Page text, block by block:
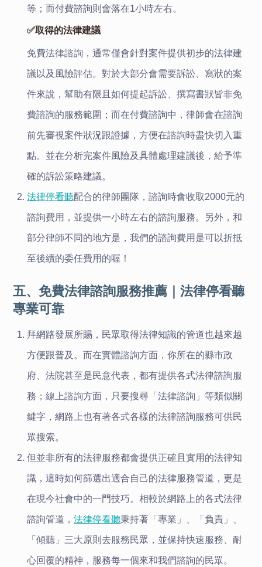
等；而付費諮詢則會落在1小時左右。
✅取得的法律建議
免費法律諮詢，通常僅會針對案件提供初步的法律建
議以及風險評估。對於大部分會需要訴訟、寫狀的案
件來說，幫助有限且如何提起訴訟、撰寫書狀皆非免
費諮詢的服務範圍；而在付費諮詢中，律師會在諮詢
前先審視案件狀況跟證據，方便在諮詢時盡快切入重
點。並在分析完案件風險及具體處理建議後，給予準
確的訴訟策略建議。
法律停看聽配合的律師團隊，諮詢時會收取2000元的
諮詢費用，並提供一小時左右的諮詢服務。另外，和
部分律師不同的地方是，我們的諮詢費用是可以折抵
至後續的委任費用的喔！
五、免費法律諮詢服務推薦｜法律停看聽
專業可靠
拜網路發展所賜，民眾取得法律知識的管道也越來越
方便跟普及。而在實體諮詢方面，你所在的縣市政
府、法院甚至是民意代表 ，都有提供各式法律諮詢服
務；線上諮詢方面，只要搜尋「法律諮詢」等類似關
鍵字，網路上也有著各式各樣的法律諮詢服務可供民
眾搜索。
但並非所有的法律服務都會提供正確且實用的法律知
識，這時如何篩選出適合自己的法律服務管道，更是
在現今社會中的一門技巧。相較於網路上的各式法律
諮詢管道，法律停看聽秉持著「專業」、「負責」、
「傾聽」三大原則去服務民眾，並保持快速服務、耐
心回覆的精神，服務每一個來和我們諮詢的民眾。